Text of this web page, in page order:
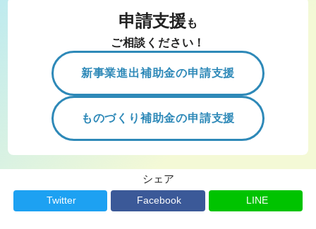
申請支援 も
ご相談ください！
新事業進出補助金の申請支援
ものづくり補助金の申請支援
シェア
Twitter Facebook LINE